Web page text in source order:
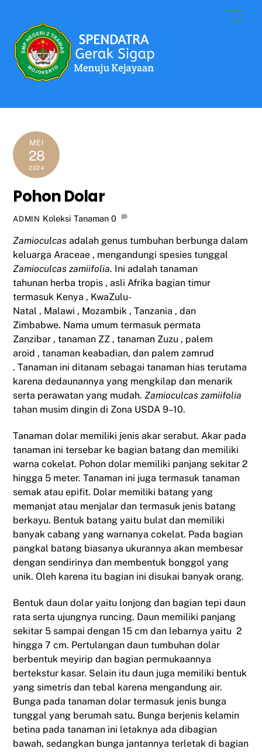
content
MEI
28
2024
Pohon Dolar
ADMIN Koleksi Tanaman 0
Zamioculcas adalah genus tumbuhan berbunga dalam
keluarga Araceae , mengandungi spesies tunggal
Zamioculcas zamiifolia. Ini adalah tanaman
tahunan herbatropis , asli Afrika bagian timur
termasuk Kenya , KwaZulu-
Natal , Malawi , Mozambik , Tanzania , dan
Zimbabwe. Nama umum termasuk permata
Zanzibar , tanaman ZZ , tanaman Zuzu , palem
aroid , tanaman keabadian, dan palem zamrud
. Tanaman ini ditanam sebagai tanaman hias terutama
karena dedaunannya yang mengkilap dan menarik
serta perawatan yang mudah. Zamioculcas zamiifolia
tahan musim dingin di Zona USDA 9–10.
Tanaman dolar memiliki jenis akar serabut. Akar pada
tanaman ini tersebar ke bagian batang dan memiliki
warna cokelat. Pohon dolar memiliki panjang sekitar 2
hingga 5 meter. Tanaman ini juga termasuk tanaman
semak atau epifit. Dolar memiliki batang yang
memanjat atau menjalar dan termasuk jenis batang
berkayu. Bentuk batang yaitu bulat dan memiliki
banyak cabang yang warnanya cokelat. Pada bagian
pangkal batang biasanya ukurannya akan membesar
dengan sendirinya dan membentuk bonggol yang
unik. Oleh karena itu bagian ini disukai banyak orang.
Bentuk daun dolar yaitu lonjong dan bagian tepi daun
rata serta ujungnya runcing. Daun memiliki panjang
sekitar 5 sampai dengan 15 cm dan lebarnya yaitu 2
hingga 7 cm. Pertulangan daun tumbuhan dolar
berbentuk meyirip dan bagian permukaannya
bertekstur kasar. Selain itu daun juga memiliki bentuk
yang simetris dan tebal karena mengandung air.
Bunga pada tanaman dolar termasuk jenis bunga
tunggal yang berumah satu. Bunga berjenis kelamin
betina pada tanaman ini letaknya ada dibagian
bawah, sedangkan bunga jantannya terletak di bagian